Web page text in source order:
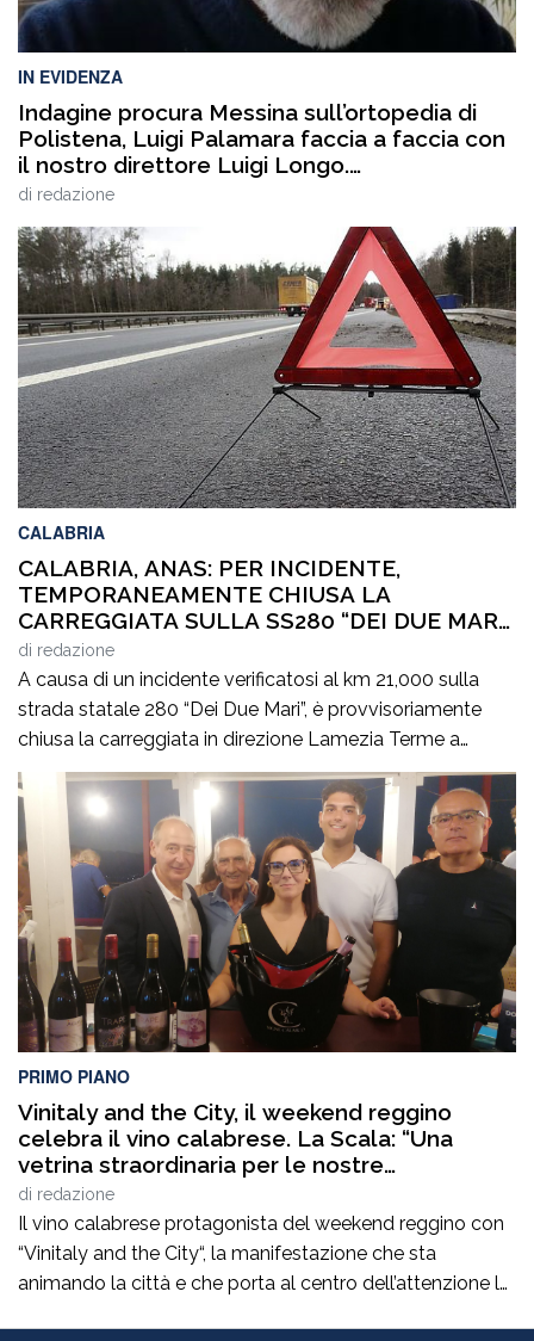
IN EVIDENZA
Indagine procura Messina sull’ortopedia di
Polistena, Luigi Palamara faccia a faccia con
il nostro direttore Luigi Longo.
VIDEOINTERVISTA
di redazione
CALABRIA
CALABRIA, ANAS: PER INCIDENTE,
TEMPORANEAMENTE CHIUSA LA
CARREGGIATA SULLA SS280 “DEI DUE MARI”,
IN DIREZIONE LAMEZIA TERME
di redazione
A causa di un incidente verificatosi al km 21,000 sulla
strada statale 280 “Dei Due Mari”, è provvisoriamente
chiusa la carreggiata in direzione Lamezia Terme a
Marcellinara (CZ). Il sinistro, le cui cause sono in corso di
accertamento, ha coinvolto un mezzo pesante e un
veicolo leggero provocando il ferimento di cinque
persone. Il traffico […]
PRIMO PIANO
Vinitaly and the City, il weekend reggino
celebra il vino calabrese. La Scala: “Una
vetrina straordinaria per le nostre
eccellenze”
di redazione
Il vino calabrese protagonista del weekend reggino con
“Vinitaly and the City“, la manifestazione che sta
animando la città e che porta al centro dell’attenzione le